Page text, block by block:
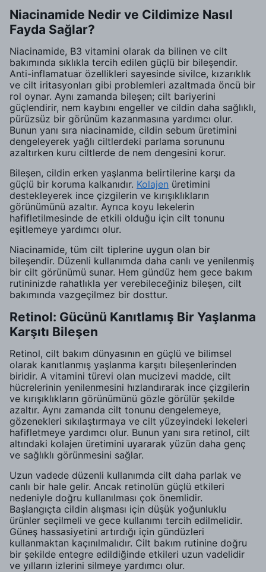
Niacinamide Nedir ve Cildimize Nasıl
Fayda Sağlar?
Niacinamide, B3 vitamini olarak da bilinen ve cilt
bakımında sıklıkla tercih edilen güçlü bir bileşendir.
Anti-inflamatuar özellikleri sayesinde sivilce, kızarıklık
ve cilt iritasyonları gibi problemleri azaltmada öncü bir
rol oynar. Aynı zamanda bileşen; cilt bariyerini
güçlendirir, nem kaybını engeller ve cildin daha sağlıklı,
pürüzsüz bir görünüm kazanmasına yardımcı olur.
Bunun yanı sıra niacinamide, cildin sebum üretimini
dengeleyerek yağlı ciltlerdeki parlama sorununu
azaltırken kuru ciltlerde de nem dengesini korur.
Bileşen, cildin erken yaşlanma belirtilerine karşı da
güçlü bir koruma kalkanıdır. Kolajen üretimini
destekleyerek ince çizgilerin ve kırışıklıkların
görünümünü azaltır. Ayrıca koyu lekelerin
hafifletilmesinde de etkili olduğu için cilt tonunu
eşitlemeye yardımcı olur.
Niacinamide, tüm cilt tiplerine uygun olan bir
bileşendir. Düzenli kullanımda daha canlı ve yenilenmiş
bir cilt görünümü sunar. Hem gündüz hem gece bakım
rutininizde rahatlıkla yer verebileceğiniz bileşen, cilt
bakımında vazgeçilmez bir dosttur.
Retinol: Gücünü Kanıtlamış Bir Yaşlanma
Karşıtı Bileşen
Retinol, cilt bakım dünyasının en güçlü ve bilimsel
olarak kanıtlanmış yaşlanma karşıtı bileşenlerinden
biridir. A vitamini türevi olan mucizevi madde, cilt
hücrelerinin yenilenmesini hızlandırarak ince çizgilerin
ve kırışıklıkların görünümünü gözle görülür şekilde
azaltır. Aynı zamanda cilt tonunu dengelemeye,
gözenekleri sıkılaştırmaya ve cilt yüzeyindeki lekeleri
hafifletmeye yardımcı olur. Bunun yanı sıra retinol, cilt
altındaki kolajen üretimini uyararak yüzün daha genç
ve sağlıklı görünmesini sağlar.
Uzun vadede düzenli kullanımda cilt daha parlak ve
canlı bir hale gelir. Ancak retinolün güçlü etkileri
nedeniyle doğru kullanılması çok önemlidir.
Başlangıçta cildin alışması için düşük yoğunluklu
ürünler seçilmeli ve gece kullanımı tercih edilmelidir.
Güneş hassasiyetini artırdığı için gündüzleri
kullanmaktan kaçınılmalıdır. Cilt bakım rutinine doğru
bir şekilde entegre edildiğinde etkileri uzun vadelidir
ve yılların izlerini silmeye yardımcı olur.